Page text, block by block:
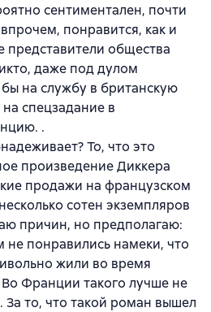
сентиментален, почти
понравится, как и
представители общества
даже под дулом
на службу в британскую
спецзадание в
.
То, что это
произведение Диккера
продажи на французском
сотен экземпляров
причин, но предполагаю:
понравились намеки, что
жили во время
Франции такого лучше не
За то, что такой роман вышел